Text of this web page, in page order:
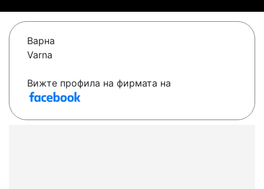
Варна
Varna
Вижте профила на фирмата на